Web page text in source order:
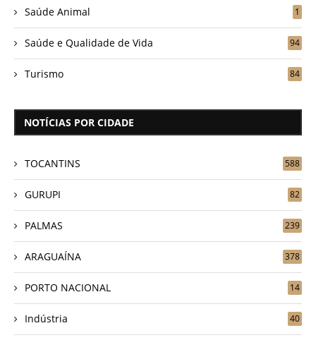
Saúde Animal 1
Saúde e Qualidade de Vida 94
Turismo 84
NOTÍCIAS POR CIDADE
TOCANTINS 588
GURUPI 82
PALMAS 239
ARAGUAÍNA 378
PORTO NACIONAL 14
Indústria 40